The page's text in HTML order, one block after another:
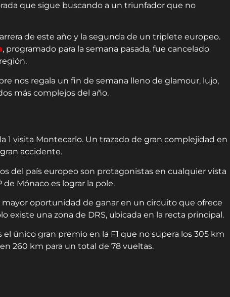
que sigue buscando a un triunfador que no
de este año y la segunda de un triplete europeo.
, programado para la semana pasada, fue cancelado
nos regala un fin de semana lleno de glamour, lujo,
más complejos del año.
1 visita Montecarlo. Un trazado de gran complejidad en
accidente.
del país europeo son protagonistas en cualquier vista
Mónaco es lograr la pole.
mayor oportunidad de ganar en un circuito que ofrece
existe una zona de DRS, ubicada en la recta principal.
único gran premio en la F1 que no supera los 305 km
260 km para un total de 78 vueltas.